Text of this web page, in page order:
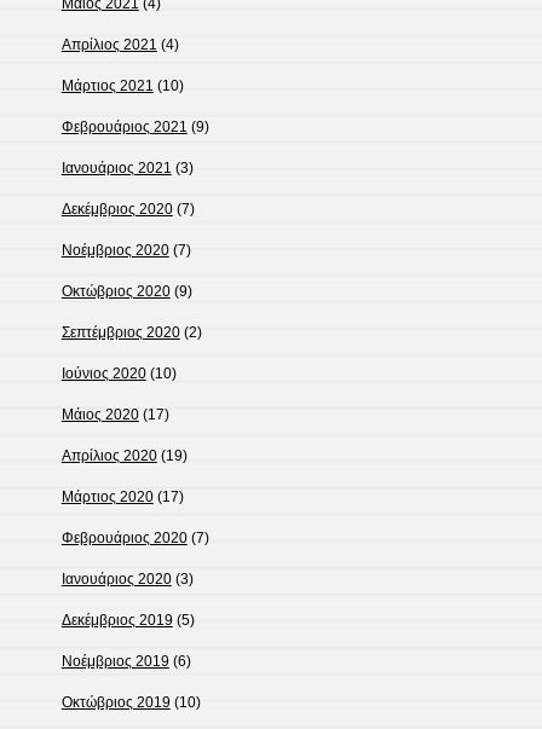
Μάιος 2021 (4)
Απρίλιος 2021 (4)
Μάρτιος 2021 (10)
Φεβρουάριος 2021 (9)
Ιανουάριος 2021 (3)
Δεκέμβριος 2020(7)
Νοέμβριος 2020(7)
Οκτώβριος 2020(9)
Σεπτέμβριος 2020(2)
Ιούνιος 2020(10)
Μάιος 2020(17)
Απρίλιος 2020(19)
Μάρτιος 2020(17)
Φεβρουάριος 2020(7)
Ιανουάριος 2020(3)
Δεκέμβριος 2019(5)
Νοέμβριος 2019(6)
Οκτώβριος 2019(10)